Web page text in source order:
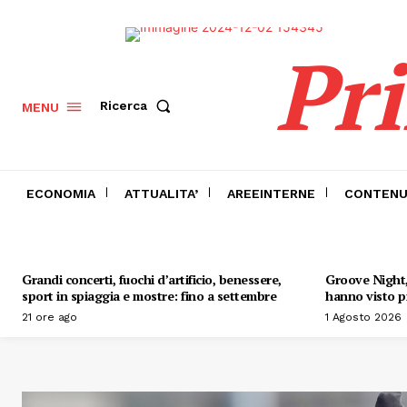
MENU Ricerca
ECONOMIA ATTUALITA’ AREEINTERNE
Grandi concerti, fuochi d’artificio, benessere,
sport in spiaggia e mostre: fino a settembre
21 ore ago
Groove
hanno visto
1 Agosto 2026